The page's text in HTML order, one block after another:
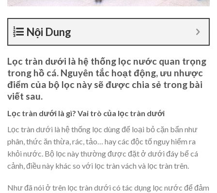
Nội Dung
Lọc tràn dưới là hệ thống lọc nước quan trọng
trong hồ cá. Nguyên tắc hoạt động, ưu nhược
điểm của bộ lọc này sẽ được chia sẻ trong bài
viết sau.
Lọc tràn dưới là gì? Vai trò của lọc tràn dưới
Lọc tràn dưới là hệ thống lọc dùng để loại bỏ cặn bẩn như
phân, thức ăn thừa, rác, tảo… hay các độc tố nguy hiểm ra
khỏi nước. Bộ lọc này thường được đặt ở dưới đáy bể cá
cảnh, điều này khác so với lọc tràn vách và lọc tràn trên.
Như đã nói ở trên lọc tràn dưới có tác dụng lọc nước để đảm